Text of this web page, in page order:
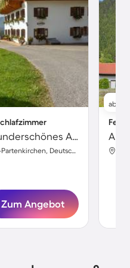
Familienfreundliches wunderschönes Apartment mit Garten, Terrasse und Grill | Seeblick
Uffing am Staffelsee, Garmisch-Partenkirchen, Deutschland
Zum Angebot
ab